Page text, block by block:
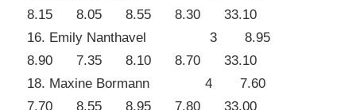
8.15 8.05 8.55 8.30 33.10
16. Emily Nanthavel 3 8.95
8.90 7.35 8.10 8.70 33.10
18. Maxine Bormann 4 7.60
7.70 8.55 8.95 7.80 33.00